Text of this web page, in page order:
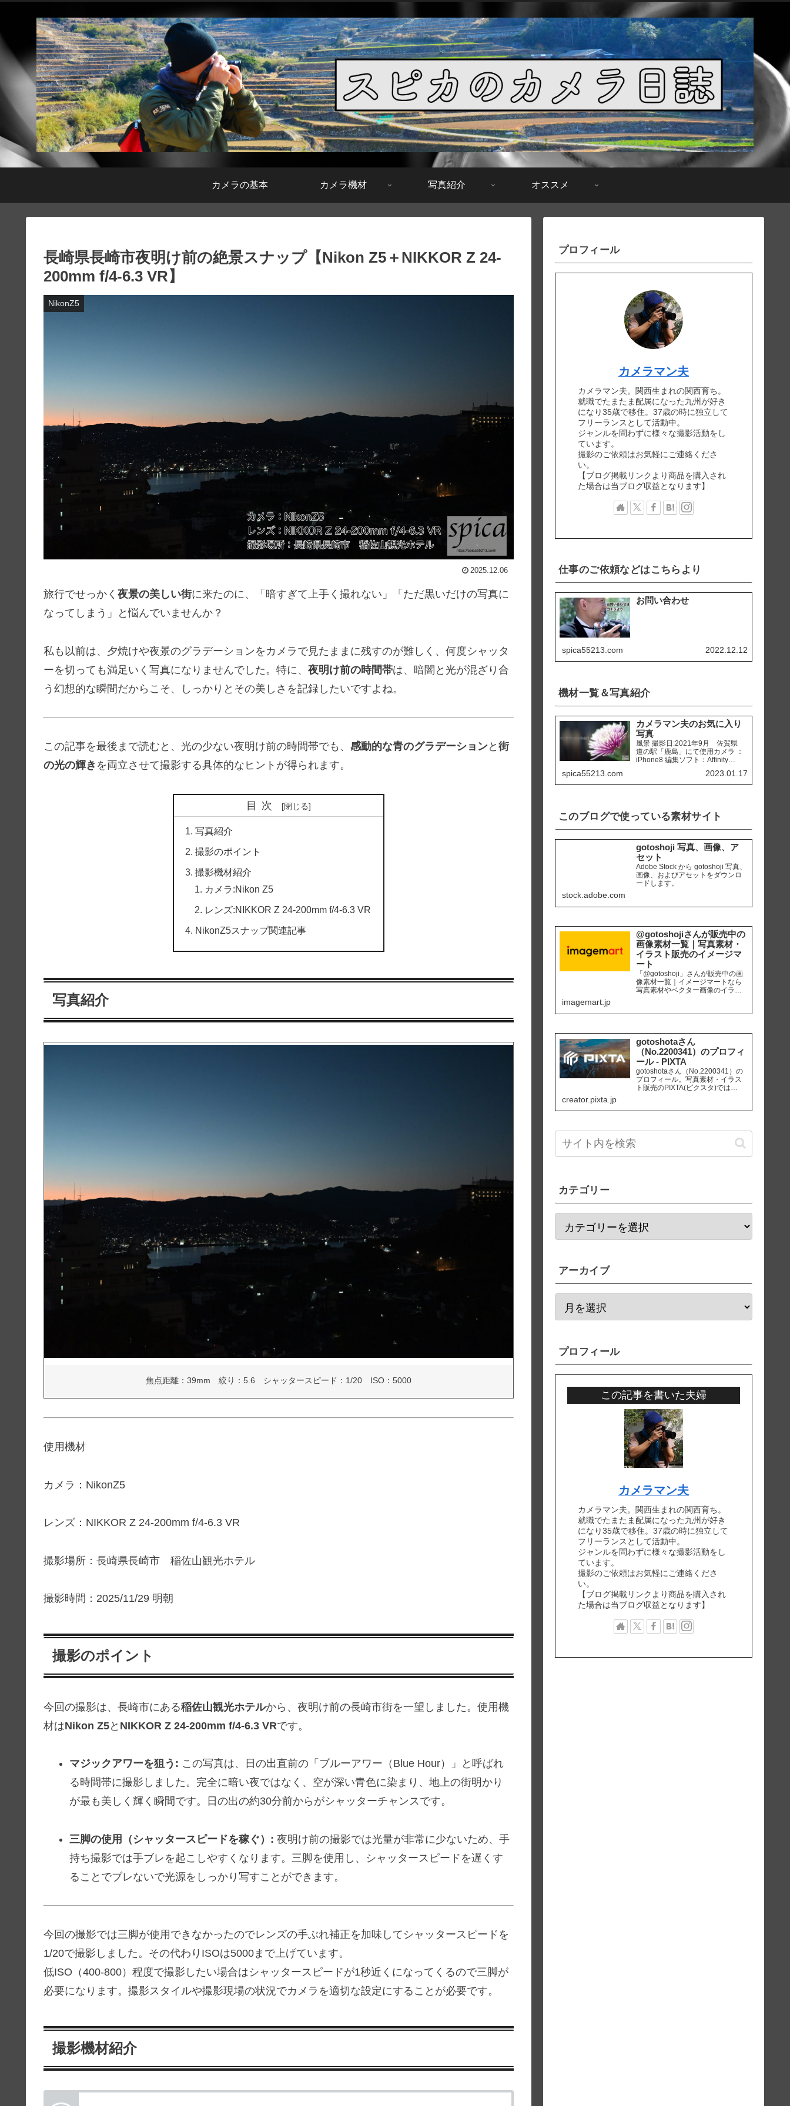
カメラの基本 カメラ機材 写真紹介 オススメ
長崎県長崎市夜明け前の絶景スナップ【Nikon Z5＋NIKKOR Z 24-
200mm f/4-6.3 VR】
NikonZ5
2025.12.06
旅行でせっかく 夜景の美しい街に来たのに、「暗すぎて上手く撮れない」「ただ黒いだけの写真に
なってしまう」と悩んでいませんか？
私も以前は、夕焼けや夜景のグラデーションをカメラで見たままに残すのが難しく、何度シャッタ
ーを切っても満足いく写真になりませんでした。特に、 夜明け前の時間帯は、暗闇と光が混ざり合
う幻想的な瞬間だからこそ、しっかりとその美しさを記録したいですよね。
この記事を最後まで読むと、光の少ない夜明け前の時間帯でも、 感動的な青のグラデーションと 街
の光の輝き を両立させて撮影する具体的なヒントが得られます。
目次
写真紹介
撮影のポイント
撮影機材紹介
カメラ:Nikon Z5
レンズ:NIKKOR Z 24-200mm f/4-6.3 VR
NikonZ5スナップ関連記事
写真紹介
焦点距離：39mm 絞り：5.6 シャッタースピード：1/20 ISO：5000
使用機材
カメラ：NikonZ5
レンズ：NIKKOR Z 24-200mm f/4-6.3 VR
撮影場所：長崎県長崎市 稲佐山観光ホテル
撮影時間：2025/11/29 明朝
撮影のポイント
今回の撮影は、長崎市にある稲佐山観光ホテルから、夜明け前の長崎市街を一望しました。使用機
材はNikon Z5と NIKKOR Z 24-200mm f/4-6.3 VRです。
マジックアワーを狙う: この写真は、日の出直前の「ブルーアワー（Blue Hour）」と呼ばれ
る時間帯に撮影しました。完全に暗い夜ではなく、空が深い青色に染まり、地上の街明かり
が最も美しく輝く瞬間です。日の出の約30分前からがシャッターチャンスです。
三脚の使用（シャッタースピードを稼ぐ）: 夜明け前の撮影では光量が非常に少ないため、手
持ち撮影では手ブレを起こしやすくなります。三脚を使用し、シャッタースピードを遅くす
ることでブレないで光源をしっかり写すことができます。
今回の撮影では三脚が使用できなかったのでレンズの手ぶれ補正を加味してシャッタースピードを
1/20で撮影しました。その代わりISOは5000まで上げています。
低ISO（400-800）程度で撮影したい場合はシャッタースピードが1秒近くになってくるので三脚が
必要になります。撮影スタイルや撮影現場の状況でカメラを適切な設定にすることが必要です。
撮影機材紹介
プロフィール
カメラマン夫
カメラマン夫。関西生まれの関西育ち。
就職でたまたま配属になった九州が好き
になり35歳で移住。37歳の時に独立して
フリーランスとして活動中。
ジャンルを問わずに様々な撮影活動をし
ています。
撮影のご依頼はお気軽にご連絡くださ
い。
【ブログ掲載リンクより商品を購入され
た場合は当ブログ収益となります】
仕事のご依頼などはこちらより
お問い合わせ
spica55213.com 2022.12.12
機材一覧＆写真紹介
カメラマン夫のお気に入り
写真
風景 撮影日:2021年9月 佐賀県
道の駅「鹿島」にて使用カメラ ：
iPhone8 編集ソフト：Affinity
天草市 「ホテルアレグリアガー
デンズ天草」にて使用カメラ ：
spica55213.com 2023.01.17
このブログで使っている素材サイト
gotoshoji 写真、画像、ア
セット
Adobe Stock から gotoshoji 写真、
画像、およびアセットをダウンロ
ードします。
stock.adobe.com
@gotoshojiさんが販売中の
画像素材一覧｜写真素材・
イラスト販売のイメージマ
ート
「@gotoshoji」さんが販売中の画
像素材一覧｜イメージマートなら
写真素材やベクター画像のイラス
購入可能です。個人、商用を問わ
イヤリティフリー画像を、広報、
販促、社内資料作り、サイト運営
等にご活用ください。
imagemart.jp
gotoshotaさん
（No.2200341）のプロフィ
ール - PIXTA
gotoshotaさん（No.2200341）の
プロフィール。写真素材・イラス
ト販売のPIXTA(ピクスタ)では
550円から購入可能です。毎週更新
creator.pixta.jp
カテゴリー
アーカイブ
プロフィール
この記事を書いた夫婦
カメラマン夫
カメラマン夫。関西生まれの関西育ち。
就職でたまたま配属になった九州が好き
になり35歳で移住。37歳の時に独立して
フリーランスとして活動中。
ジャンルを問わずに様々な撮影活動をし
ています。
撮影のご依頼はお気軽にご連絡くださ
い。
【ブログ掲載リンクより商品を購入され
た場合は当ブログ収益となります】